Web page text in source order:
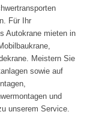
Für Ihr
Autokrane mieten in
Meistern Sie
sowie auf
und
unserem Service.